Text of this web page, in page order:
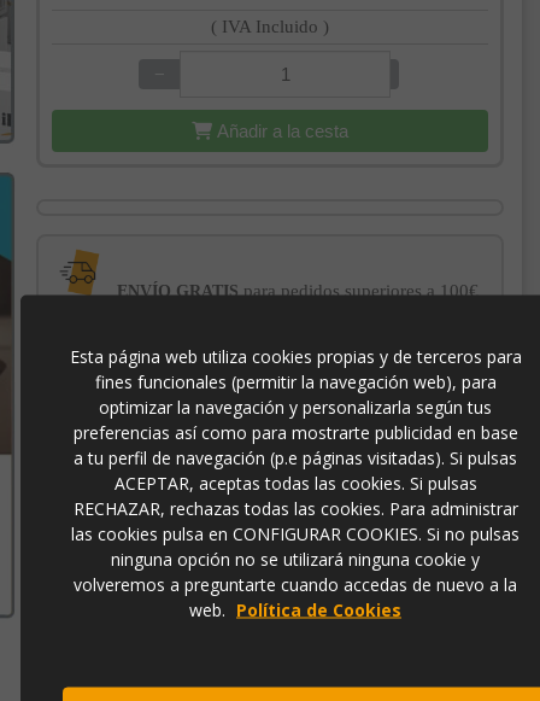
( IVA Incluido )
−
Añadir a la cesta
ENVÍO GRATIS para pedidos superiores a 100€
PROTECCIÓN AL COMPRADOR con el sello
de garantía Trusted Shops
-3% DE DESCUENTO EXTRApara pagos con
transferencia bancaria
10208
Esta página web utiliza cookies propias y de terceros para
fines funcionales (permitir la navegación web), para
optimizar la navegación y personalizarla según tus
preferencias así como para mostrarte publicidad en base
a tu perfil de navegación (p.e páginas visitadas). Si pulsas
ACEPTAR, aceptas todas las cookies. Si pulsas
RECHAZAR, rechazas todas las cookies. Para administrar
las cookies pulsa en CONFIGURAR COOKIES. Si no pulsas
ninguna opción no se utilizará ninguna cookie y
volveremos a preguntarte cuando accedas de nuevo a la
web. Política de Cookies